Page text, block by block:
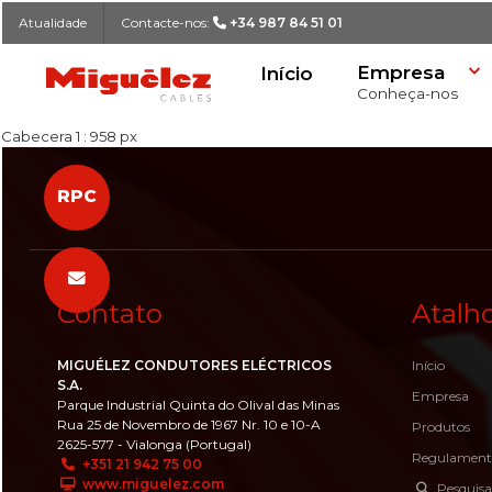
Atualidade Contacte-nos: +34 987 84 51 01
Miguélez Cabos Início Empresa
Conheça-nos
Qualidade
Atualidade
Delegações
Cabecera 1 : 958 px
Contato
MIGUÉLEZ CONDUTORES ELÉCTRICOS
S.A.
Parque Industrial Quinta do Olival das Minas
Rua 25 de Novembro de 1967 Nr. 10 e 10-A
2625-577 - Vialonga (Portugal)
+351 21 942 75 00
www.miguelez.com
Início
Empresa
Produtos
PESQUISAR
RPC